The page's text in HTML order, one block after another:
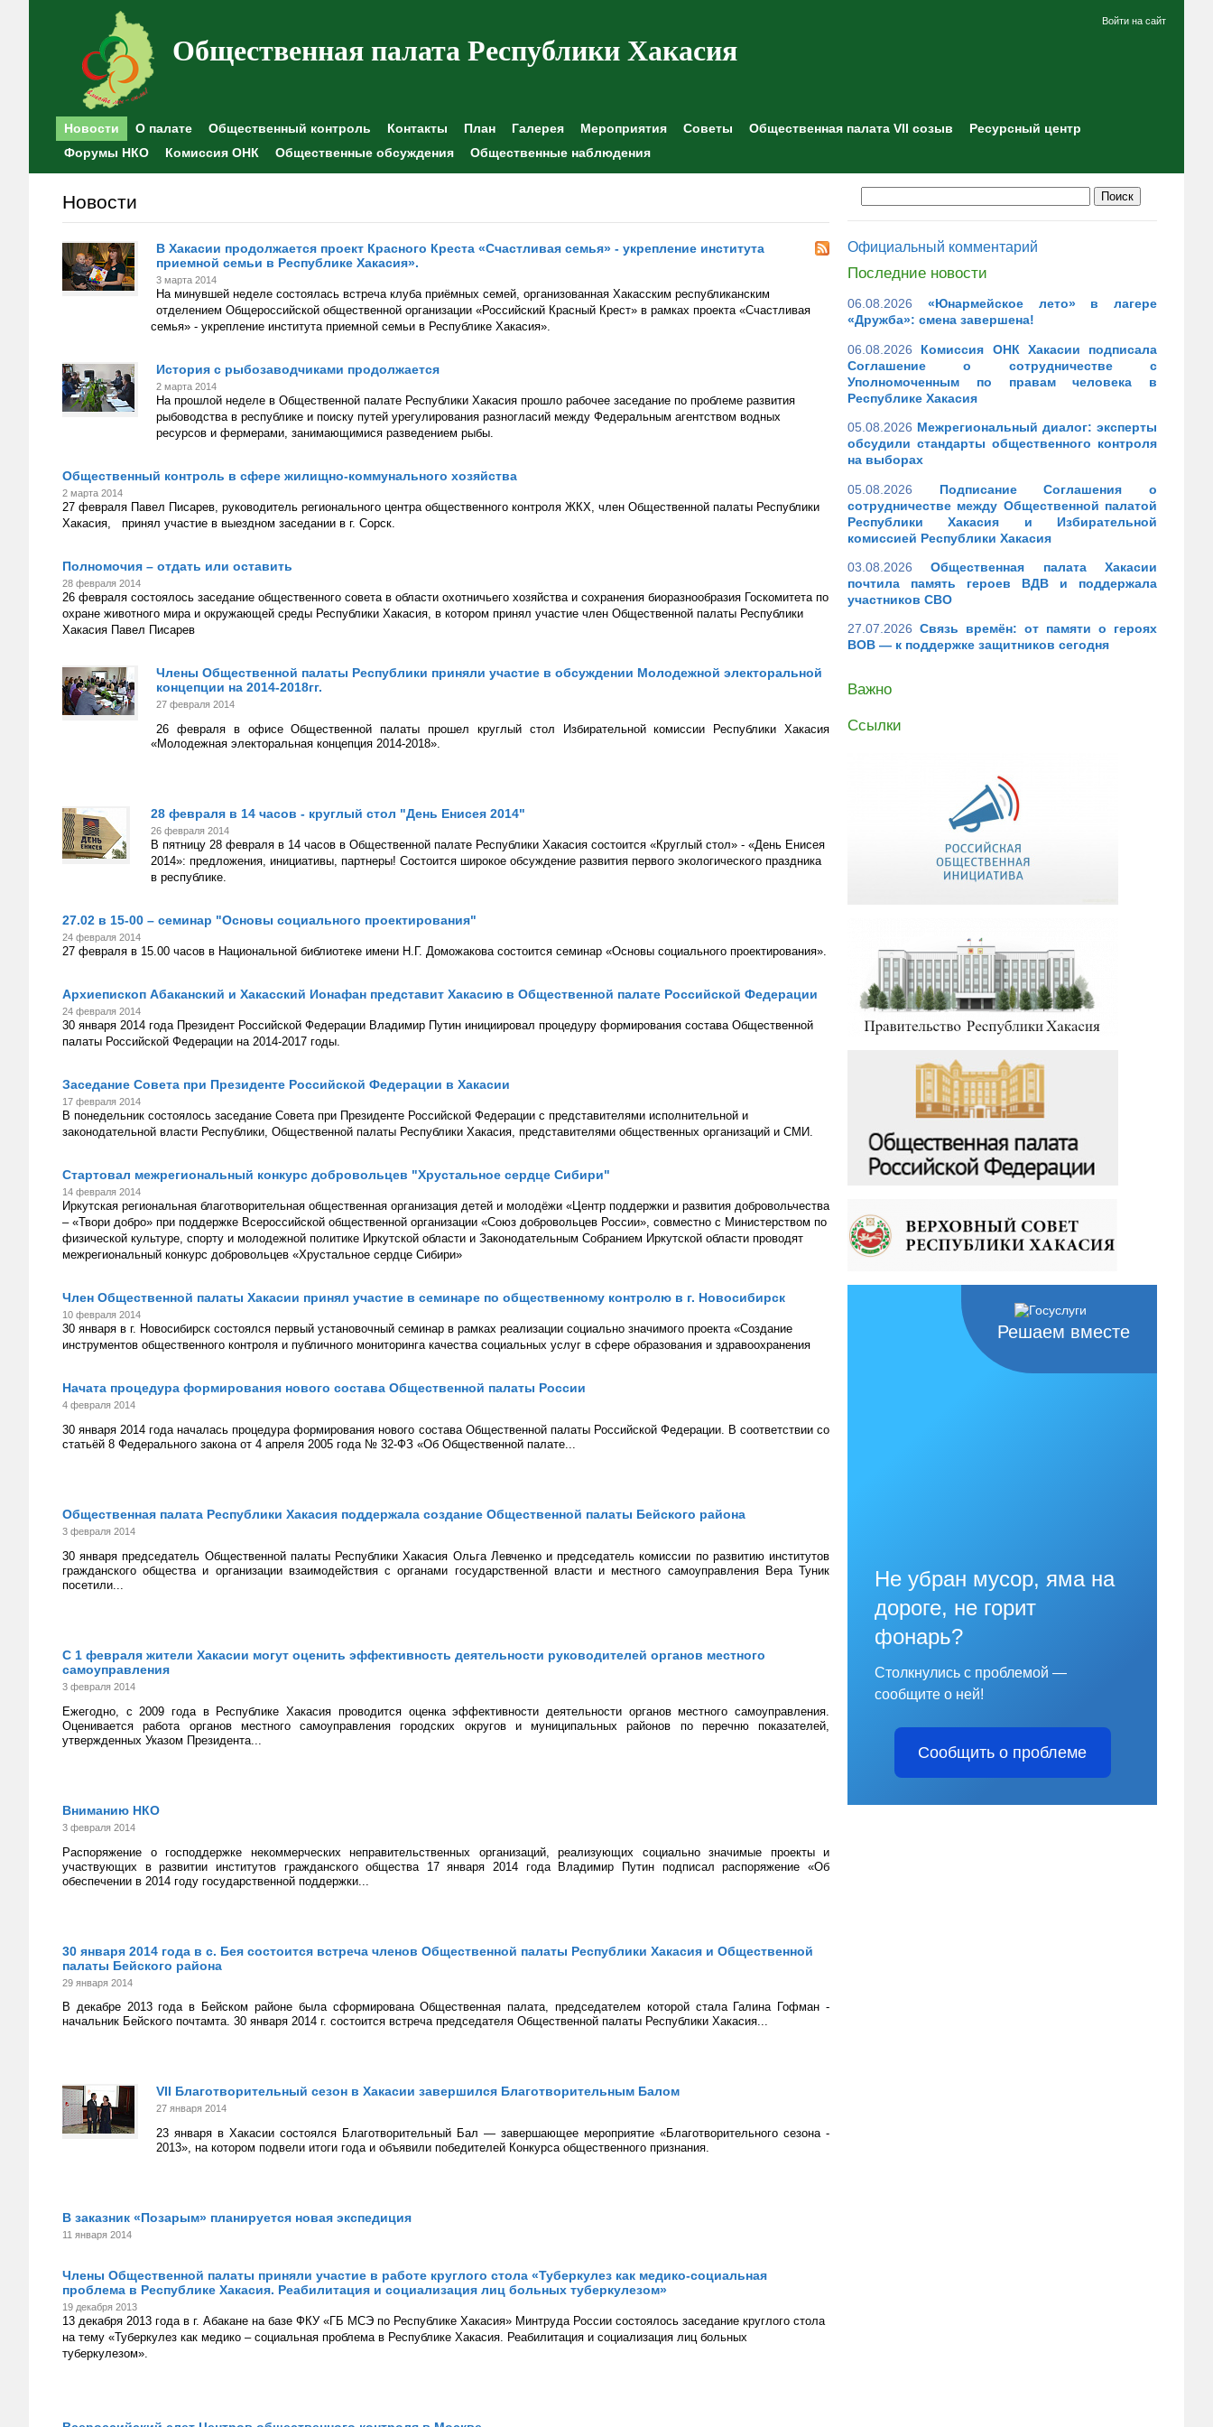
Общественная палата Республики Хакасия
Войти на сайт
Новости О палате Общественный контроль Контакты План Галерея Мероприятия Советы Общественная палата VII созыв
Ресурсный центр
Форумы НКО
Комиссия ОНК Общественные обсуждения Общественные наблюдения
Новости
В Хакасии продолжается проект Красного Креста «Счастливая семья» - укрепление института
приемной семьи в Республике Хакасия».
3 марта 2014
На минувшей неделе состоялась встреча клуба приёмных семей, организованная Хакасским республиканским
отделением Общероссийской общественной организации «Российский Красный Крест» в рамках проекта «Счастливая
семья» - укрепление института приемной семьи в Республике Хакасия».
История с рыбозаводчиками продолжается
2 марта 2014
На прошлой неделе в Общественной палате Республики Хакасия прошло рабочее заседание по проблеме развития
рыбоводства в республике и поиску путей урегулирования разногласий между Федеральным агентством водных
ресурсов и фермерами, занимающимися разведением рыбы.
Общественный контроль в сфере жилищно-коммунального хозяйства
2 марта 2014
27 февраля Павел Писарев, руководитель регионального центра общественного контроля ЖКХ, член Общественной палаты Республики
Хакасия, принял участие в выездном заседании в г. Сорск.
Полномочия – отдать или оставить
28 февраля 2014
26 февраля состоялось заседание общественного совета в области охотничьего хозяйства и сохранения биоразнообразия Госкомитета по
охране животного мира и окружающей среды Республики Хакасия, в котором принял участие член Общественной палаты Республики
Хакасия Павел Писарев
Члены Общественной палаты Республики приняли участие в обсуждении Молодежной электоральной
концепции на 2014-2018гг.
27 февраля 2014
26 февраля в офисе Общественной палаты прошел круглый стол Избирательной комиссии Республики Хакасия
«Молодежная электоральная концепция 2014-2018».
28 февраля в 14 часов - круглый стол "День Енисея 2014"
26 февраля 2014
В пятницу 28 февраля в 14 часов в Общественной палате Республики Хакасия состоится «Круглый стол» - «День Енисея
2014»: предложения, инициативы, партнеры! Состоится широкое обсуждение развития первого экологического праздника
в республике.
27.02 в 15-00 – семинар "Основы социального проектирования"
24 февраля 2014
27 февраля в 15.00 часов в Национальной библиотеке имени Н.Г. Доможакова состоится семинар «Основы социального проектирования».
Архиепископ Абаканский и Хакасский Ионафан представит Хакасию в Общественной палате Российской Федерации
24 февраля 2014
30 января 2014 года Президент Российской Федерации Владимир Путин инициировал процедуру формирования состава Общественной
палаты Российской Федерации на 2014-2017 годы.
Заседание Совета при Президенте Российской Федерации в Хакасии
17 февраля 2014
В понедельник состоялось заседание Совета при Президенте Российской Федерации с представителями исполнительной и
законодательной власти Республики, Общественной палаты Республики Хакасия, представителями общественных организаций и СМИ.
Стартовал межрегиональный конкурс добровольцев "Хрустальное сердце Сибири"
14 февраля 2014
Иркутская региональная благотворительная общественная организация детей и молодёжи «Центр поддержки и развития добровольчества
– «Твори добро» при поддержке Всероссийской общественной организации «Союз добровольцев России», совместно с Министерством по
физической культуре, спорту и молодежной политике Иркутской области и Законодательным Собранием Иркутской области проводят
межрегиональный конкурс добровольцев «Хрустальное сердце Сибири»
Член Общественной палаты Хакасии принял участие в семинаре по общественному контролю в г. Новосибирск
10 февраля 2014
30 января в г. Новосибирск состоялся первый установочный семинар в рамках реализации социально значимого проекта «Создание
инструментов общественного контроля и публичного мониторинга качества социальных услуг в сфере образования и здравоохранения
Начата процедура формирования нового состава Общественной палаты России
4 февраля 2014
30 января 2014 года началась процедура формирования нового состава Общественной палаты Российской Федерации. В соответствии со
статьёй 8 Федерального закона от 4 апреля 2005 года № 32-ФЗ «Об Общественной палате...
Общественная палата Республики Хакасия поддержала создание Общественной палаты Бейского района
3 февраля 2014
30 января председатель Общественной палаты Республики Хакасия Ольга Левченко и председатель комиссии по развитию институтов
гражданского общества и организации взаимодействия с органами государственной власти и местного самоуправления Вера Туник
посетили...
С 1 февраля жители Хакасии могут оценить эффективность деятельности руководителей органов местного
самоуправления
3 февраля 2014
Ежегодно, с 2009 года в Республике Хакасия проводится оценка эффективности деятельности органов местного самоуправления.
Оценивается работа органов местного самоуправления городских округов и муниципальных районов по перечню показателей,
утвержденных Указом Президента...
Вниманию НКО
3 февраля 2014
Распоряжение о господдержке некоммерческих неправительственных организаций, реализующих социально значимые проекты и
участвующих в развитии институтов гражданского общества 17 января 2014 года Владимир Путин подписал распоряжение «Об
обеспечении в 2014 году государственной поддержки...
30 января 2014 года в с. Бея состоится встреча членов Общественной палаты Республики Хакасия и Общественной
палаты Бейского района
29 января 2014
В декабре 2013 года в Бейском районе была сформирована Общественная палата, председателем которой стала Галина Гофман -
начальник Бейского почтамта. 30 января 2014 г. состоится встреча председателя Общественной палаты Республики Хакасия...
VII Благотворительный сезон в Хакасии завершился Благотворительным Балом
27 января 2014
23 января в Хакасии состоялся Благотворительный Бал — завершающее мероприятие «Благотворительного сезона -
2013», на котором подвели итоги года и объявили победителей Конкурса общественного признания.
В заказник «Позарым» планируется новая экспедиция
11 января 2014
Члены Общественной палаты приняли участие в работе круглого стола «Туберкулез как медико-социальная
проблема в Республике Хакасия. Реабилитация и социализация лиц больных туберкулезом»
19 декабря 2013
13 декабря 2013 года в г. Абакане на базе ФКУ «ГБ МСЭ по Республике Хакасия» Минтруда России состоялось заседание круглого стола
на тему «Туберкулез как медико – социальная проблема в Республике Хакасия. Реабилитация и социализация лиц больных
туберкулезом».
Официальный комментарий
Последние новости
06.08.2026
«Юнармейское лето» в лагере
«Дружба»: смена завершена!
06.08.2026
Комиссия ОНК Хакасии подписала
Соглашение о сотрудничестве с
Уполномоченным по правам человека в
Республике Хакасия
05.08.2026 Межрегиональный диалог: эксперты
обсудили стандарты общественного контроля
на выборах
05.08.2026
Подписание Соглашения о
сотрудничестве между Общественной палатой
Республики Хакасия и Избирательной
комиссией Республики Хакасия
03.08.2026
Общественная палата Хакасии
почтила память героев ВДВ и поддержала
участников СВО
27.07.2026 Связь времён: от памяти о героях
ВОВ — к поддержке защитников сегодня
Важно
Ссылки
Решаем вместе
Не убран мусор, яма на
дороге, не горит
фонарь?
Столкнулись с проблемой —
сообщите о ней!
Сообщить о проблеме